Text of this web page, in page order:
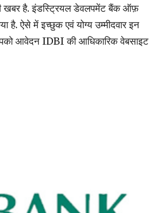
खबर है. इंडस्ट्रियल डेवलपमेंट बैंक ऑफ़
है. ऐसे में इच्छुक एवं योग्य उम्मीदवार इन
आवेदन IDBI की आधिकारिक वेबसाइट